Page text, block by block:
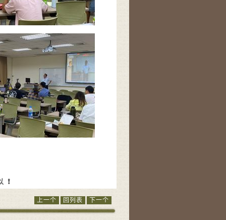
❗️
上一个 回列表 下一个